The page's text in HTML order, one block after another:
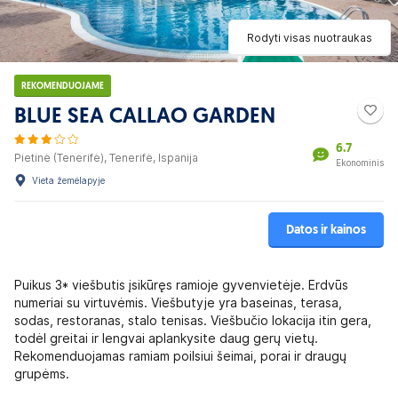
Rodyti visas nuotraukas
REKOMENDUOJAME
BLUE SEA CALLAO GARDEN
Pietinė (Tenerifė), Tenerifė, Ispanija
6.7
Ekonominis
Vieta žemėlapyje
Datos ir kainos
Puikus 3* viešbutis įsikūręs ramioje gyvenvietėje. Erdvūs
numeriai su virtuvėmis. Viešbutyje yra baseinas, terasa,
sodas, restoranas, stalo tenisas. Viešbučio lokacija itin gera,
todėl greitai ir lengvai aplankysite daug gerų vietų.
Rekomenduojamas ramiam poilsiui šeimai, porai ir draugų
grupėms.